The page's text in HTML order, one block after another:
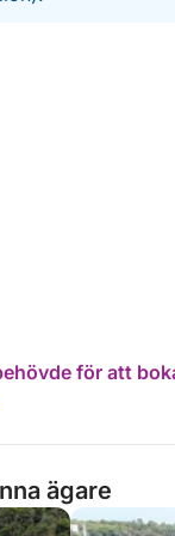
för att
ägare